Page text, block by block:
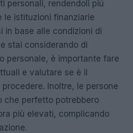
personali, rendendoli più
le istituzioni finanziarie
in base alle condizioni di
stai considerando di
personale, è importante fare
e valutare se è il
Inoltre, le persone
che perfetto potrebbero
più elevati, complicando